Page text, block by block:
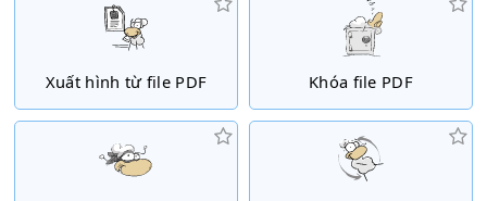
Xuất hình từ file PDF Khóa file PDF